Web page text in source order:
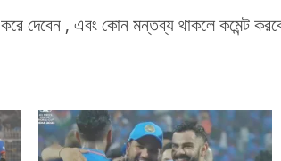
করে দেবেন , এবং কোন মন্তব্য থাকলে কমেন্ট